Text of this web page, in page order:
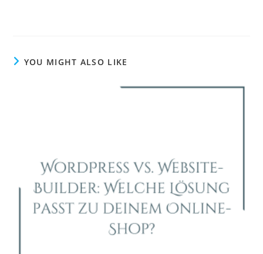
YOU MIGHT ALSO LIKE